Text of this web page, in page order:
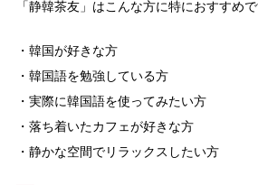
「静韓茶友」はこんな方に特におすすめで
・韓国が好きな方
・韓国語を勉強している方
・実際に韓国語を使ってみたい方
・落ち着いたカフェが好きな方
・静かな空間でリラックスしたい方